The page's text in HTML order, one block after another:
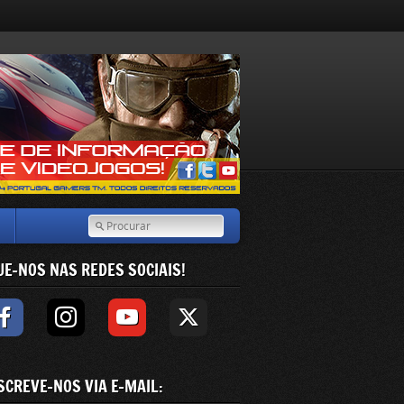
NOS NAS REDES SOCIAIS!
NOS VIA E-MAIL: